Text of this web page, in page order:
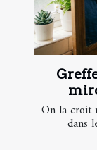
On la croit
dans